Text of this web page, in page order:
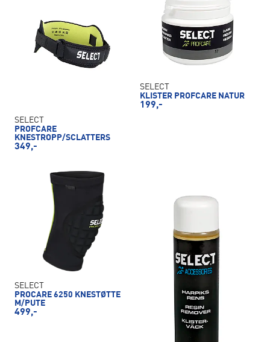
SELECT
PROFCARE
KNESTROPP/SCLATTERS
349,-
SELECT
KLISTER PROFCARE NATUR
199,-
SELECT
PROCARE 6250 KNESTØTTE
M/PUTE
499,-